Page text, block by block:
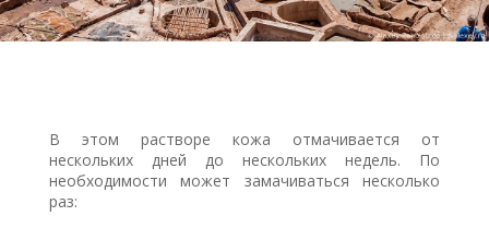
В этом растворе кожа отмачивается от
нескольких дней до нескольких недель. По
необходимости может замачиваться несколько
раз: